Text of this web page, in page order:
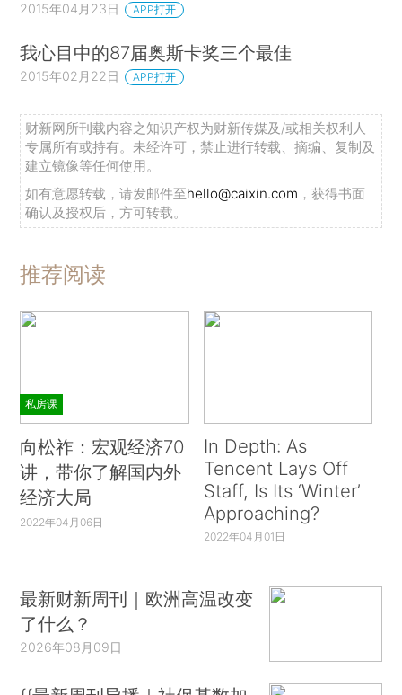
2015年04月23日 APP打开
我心目中的87届奥斯卡奖三个最佳
2015年02月22日 APP打开
财新网所刊载内容之知识产权为财新传媒及/或相关权利人
专属所有或持有。未经许可，禁止进行转载、摘编、复制及
建立镜像等任何使用。
如有意愿转载，请发邮件至hello@caixin.com ，获得书面
确认及授权后，方可转载。
推荐阅读
私房课
向松祚：宏观经济70
讲，带你了解国内外
经济大局
2022年04月06日
In Depth: As
Tencent Lays Off
Staff, Is Its ‘Winter’
Approaching?
2022年04月01日
最新财新周刊｜欧洲高温改变
了什么？
2026年08月09日